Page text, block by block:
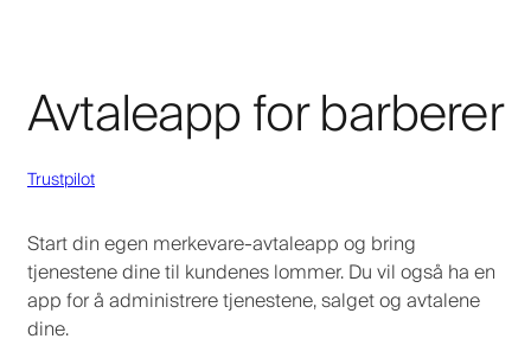
Avtaleapp for barberer
Trustpilot
Start din egen merkevare-avtaleapp og bring
tjenestene dine til kundenes lommer. Du vil også ha en
app for å administrere tjenestene, salget og avtalene
dine.